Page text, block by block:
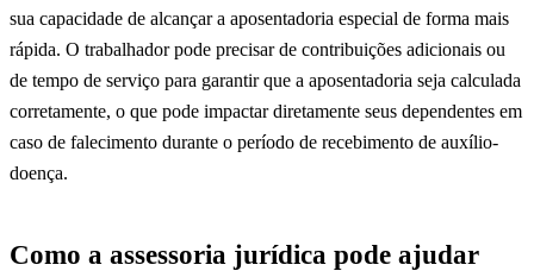
sua capacidade de alcançar a aposentadoria especial de forma mais
rápida. O trabalhador pode precisar de contribuições adicionais ou
de tempo de serviço para garantir que a aposentadoria seja calculada
corretamente, o que pode impactar diretamente seus dependentes em
caso de falecimento durante o período de recebimento de auxílio-
doença.
Como a assessoria jurídica pode ajudar